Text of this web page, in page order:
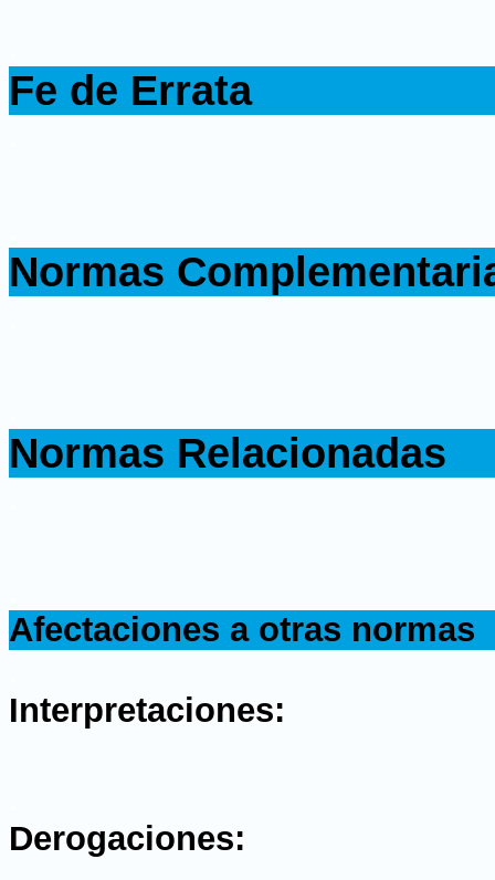
Fe de Errata
Normas
Normas Relacionadas
Afectaciones a otras normas
Interpretaciones:
Derogaciones: